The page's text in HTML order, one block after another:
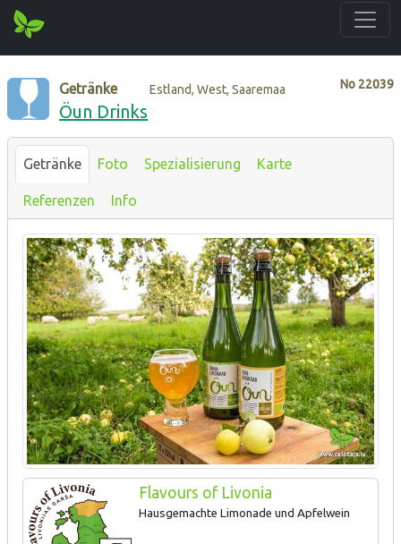
No 22039
Getränke Estland, West, Saaremaa
Öun Drinks
Getränke Foto Spezialisierung Karte
Referenzen Info
Flavours of Livonia
Hausgemachte Limonade und Apfelwein